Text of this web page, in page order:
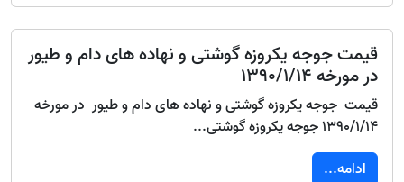
قیمت جوجه یکروزه گوشتی و نهاده های دام و طیور
در مورخه 1390/1/14
قیمت جوجه یکروزه گوشتی و نهاده های دام و طیور در مورخه
1390/1/14 جوجه یکروزه گوشتی...
ادامه...